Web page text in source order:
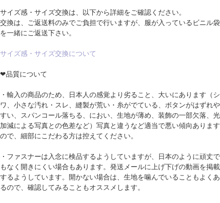
サイズ感・サイズ交換は、以下から詳細をご確認ください。
交換は、ご返送料のみでご負担で行いますが、服が入っているビニル袋
を一緒にご返送下さい。
サイズ感・サイズ交換について
❤品質について
・輸入の商品のため、日本人の感覚より劣ること、大いにあります（シ
ワ、小さな汚れ・スレ、縫製が荒い・糸がでている、ボタンがはずれや
すい、スパンコール落ちる、におい、生地が薄め、装飾の一部欠落、光
加減による写真との色差など）写真と違うなど適当で悪い傾向あります
ので、細部にこだわる方は控えてください。
・ファスナーは入念に検品するようしていますが、日本のように頑丈で
もなく開きにくい場合もあります。発送メールに上げ下げの動画を掲載
するようしています。開かない場合は、生地を噛んでいることもよくあ
るので、確認してみることもオススメします。